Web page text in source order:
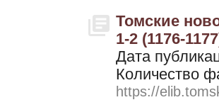
Томские
1-2 (1176-
Дата
Количество
https://